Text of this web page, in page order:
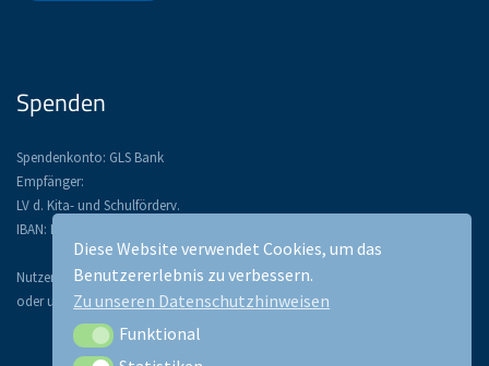
Spenden
Spendenkonto: GLS Bank
Empfänger:
LV d. Kita- und Schulförderv.
IBAN: DE52 4306 0967 1134 3367 00
Nutzen Sie PayPal: paypal@lsfb.de
oder unser Spendentool:
Diese Website verwendet Cookies, um das
Benutzererlebnis zu verbessern.
Zu unseren Datenschutzhinweisen
FunktionalFunktional